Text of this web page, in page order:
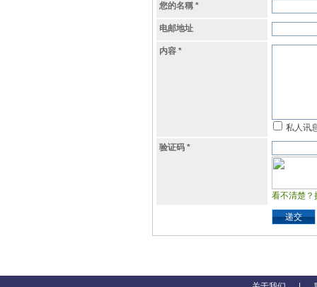
您的名稱 *
电邮地址
内容 *
私人讯
验证码 *
看不清楚？
递交